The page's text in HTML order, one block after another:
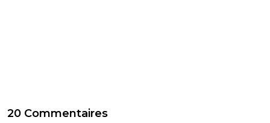
20 Commentaires